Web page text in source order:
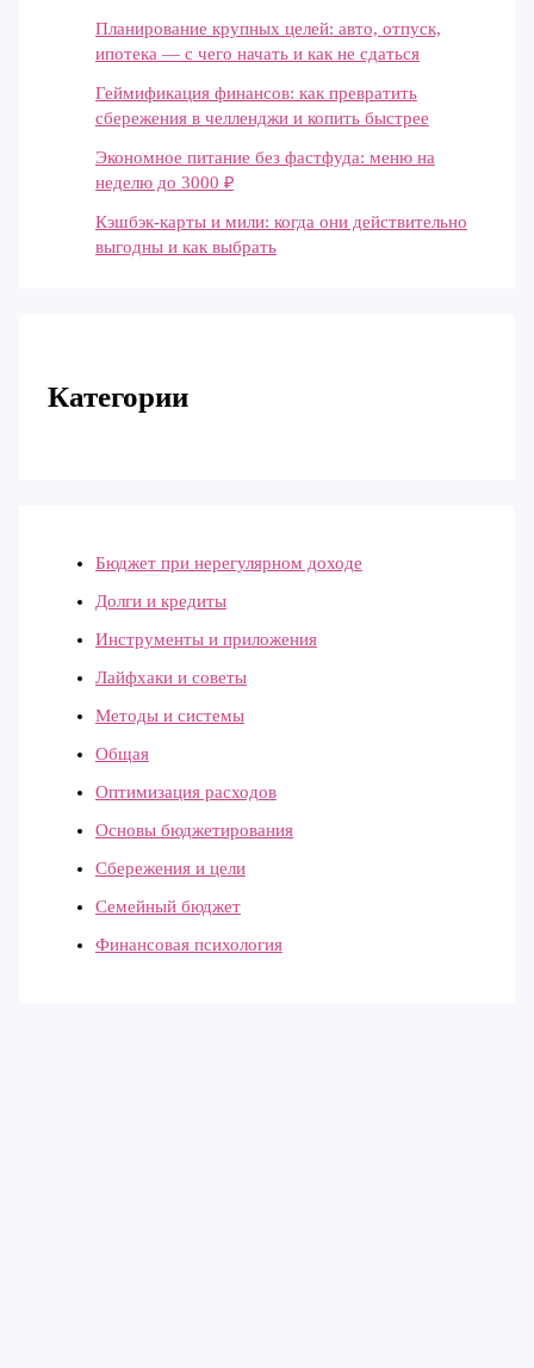
Планирование крупных целей: авто, отпуск,
ипотека — с чего начать и как не сдаться
Геймификация финансов: как превратить
сбережения в челленджи и копить быстрее
Экономное питание без фастфуда: меню на
неделю до 3000 ₽
Кэшбэк-карты и мили: когда они действительно
выгодны и как выбрать
Категории
Бюджет при нерегулярном доходе
Долги и кредиты
Инструменты и приложения
Лайфхаки и советы
Методы и системы
Общая
Оптимизация расходов
Основы бюджетирования
Сбережения и цели
Семейный бюджет
Финансовая психология